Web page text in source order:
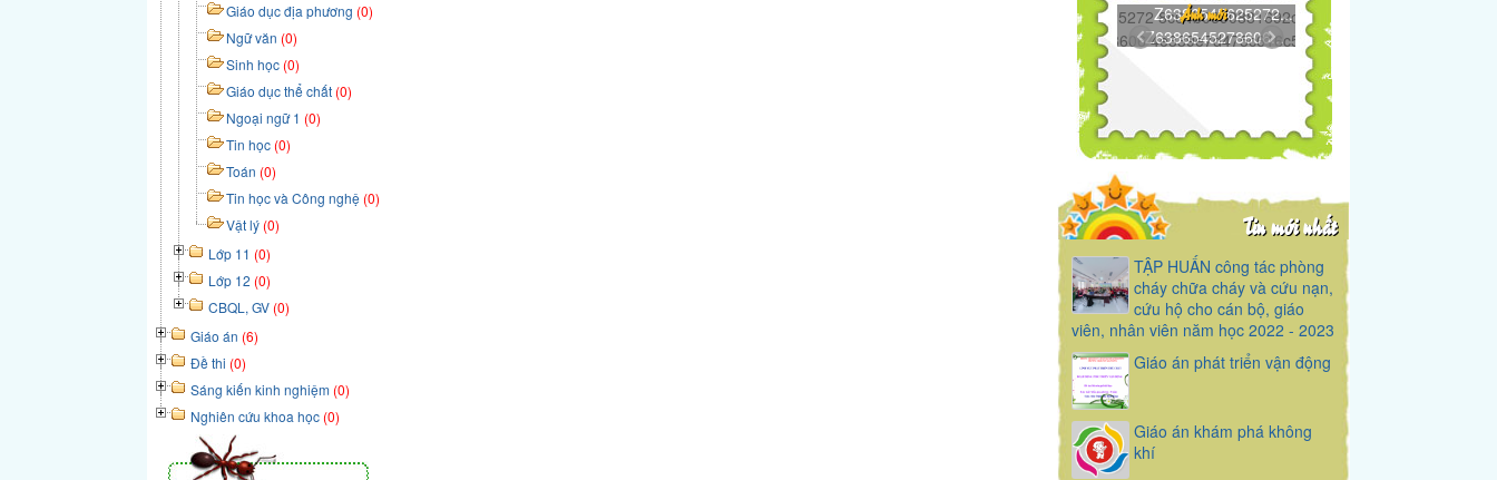
Z6386545625272...
Z6386545278606...
Ảnh mới
Tin mới nhất
TẬP HUẤN công tác phòng
cháy chữa cháy và cứu nạn,
cứu hộ cho cán bộ, giáo
viên, nhân viên năm học 2022 - 2023
Giáo án phát triển vận động
Giáo án khám phá không
khí
Giáo dục địa phương (0)
Ngữ văn (0)
Sinh học (0)
Giáo dục thể chất (0)
Ngoại ngữ 1 (0)
Tin học (0)
Toán (0)
Tin học và Công nghệ (0)
Vật lý (0)
Lớp 11 (0)
Lớp 12 (0)
CBQL, GV (0)
Giáo án (6)
Đề thi (0)
Sáng kiến kinh nghiệm (0)
Nghiên cứu khoa học (0)